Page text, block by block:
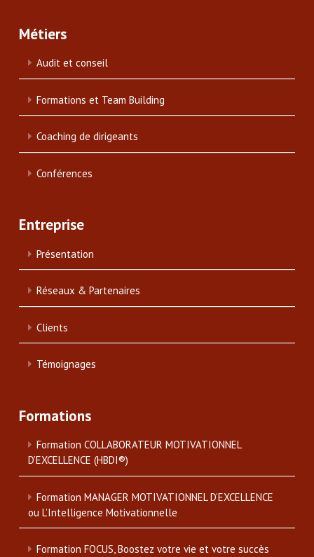
Métiers
Audit et conseil
Formations et Team Building
Coaching de dirigeants
Conférences
Entreprise
Présentation
Réseaux & Partenaires
Clients
Témoignages
Formations
Formation COLLABORATEUR MOTIVATIONNEL
D’EXCELLENCE (HBDI®)
Formation MANAGER MOTIVATIONNEL D’EXCELLENCE
ou L’Intelligence Motivationnelle
Formation FOCUS, Boostez votre vie et votre succès